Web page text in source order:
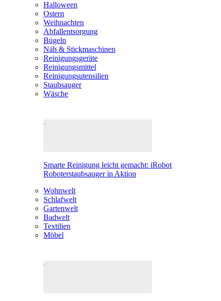
Halloween
Ostern
Weihnachten
Abfallentsorgung
Bügeln
Näh & Stickmaschinen
Reinigungsgeräte
Reinigungsmittel
Reinigungsutensilien
Staubsauger
Wäsche
Smarte Reinigung leicht gemacht: iRobot
Roboterstaubsauger in Aktion
Wohnwelt
Schlafwelt
Gartenwelt
Badwelt
Textilien
Möbel